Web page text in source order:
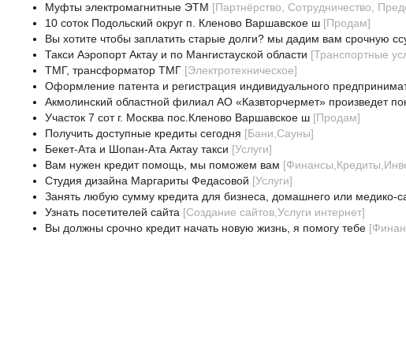
Муфты электромагнитные ЭТМ [Партнёрство, Сотрудничество,
10 соток Подольский округ п. Кленово Варшавское ш [Продам]
Вы хотите чтобы заплатить старые долги? мы дадим вам срочную
Такси Аэропорт Актау и по Мангистауской области [Транспортные
ТМГ, трансформатор ТМГ [Электротехническое]
Оформление патента и регистрация индивидуального
Акмолинский областной филиал АО «Казвторчермет» произведет
Участок 7 сот г. Москва пос.Кленово Варшавское ш [Продам]
Получить доступные кредиты сегодня [Бани,Сауны]
Бекет-Ата и Шопан-Ата Актау такси [Услуги]
Вам нужен кредит помощь, мы поможем вам [
Студия дизайна Маргариты Федасовой [Услуги]
Занять любую сумму кредита для бизнеса, домашнего или медико-
Узнать посетителей сайта [Создание сайтов,Услуги интернет]
Вы должны срочно кредит начать новую жизнь, я помогу тебе [